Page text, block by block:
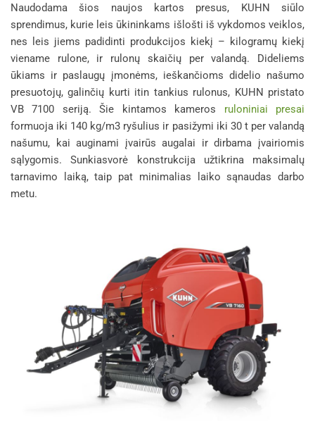
Naudodama šios naujos kartos presus, KUHN siūlo
sprendimus, kurie leis ūkininkams išlošti iš vykdomos veiklos,
nes leis jiems padidinti produkcijos kiekį – kilogramų kiekį
viename rulone, ir rulonų skaičių per valandą. Dideliems
ūkiams ir paslaugų įmonėms, ieškančioms didelio našumo
presuotojų, galinčių kurti itin tankius rulonus, KUHN pristato
VB 7100 seriją. Šie kintamos kameros ruloniniai presai
formuoja iki 140 kg/m3 ryšulius ir pasižymi iki 30 t per valandą
našumu, kai auginami įvairūs augalai ir dirbama įvairiomis
sąlygomis. Sunkiasvorė konstrukcija užtikrina maksimalų
tarnavimo laiką, taip pat minimalias laiko sąnaudas darbo
metu.